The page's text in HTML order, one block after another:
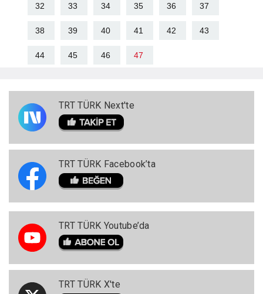
32 33 34 35 36 37
38 39 40 41 42 43
44 45 46 47
TRT TÜRK Next'te
TRT TÜRK Facebook’ta
TRT TÜRK Youtube’da
TRT TÜRK X'te